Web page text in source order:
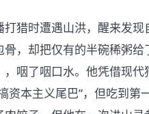
猎时遭遇山洪，醒来发
，却把仅有的半碗稀粥
咽了咽口水。他凭借现
资本主义尾巴”，但吃到